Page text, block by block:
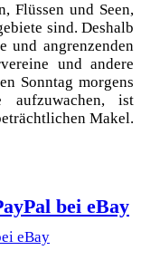
Flüssen und Seen,
sind. Deshalb
und angrenzenden
und andere
Sonntag morgens
ist
Makel.
bei eBay